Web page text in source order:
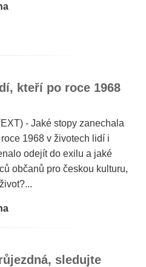
kteří po roce 1968
- Jaké stopy zanechala
1968 v životech lidí i
odejít do exilu a jaké
občanů pro českou kulturu,
sledujte